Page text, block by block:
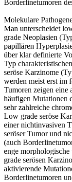
Borderlinetumoren
Molekulare
Man unterscheidet
grade Neoplasien
papillären
über klar definierte
Typ
seröse Karzinome
werden meist erst im
Tumoren zeigen eine
häufigen Mutationen
sehr zahlreiche
Low grade seröse
einer nichtinvasiven
seröser Tumor und
(auch
enge
grade serösen
aktivierende
Borderlinetumoren